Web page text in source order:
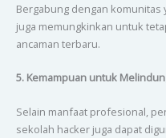
Bergabung dengan
juga memungkinkan untuk
ancaman terbaru.
5. Kemampuan untuk
Selain manfaat profesional,
sekolah hacker juga dapat